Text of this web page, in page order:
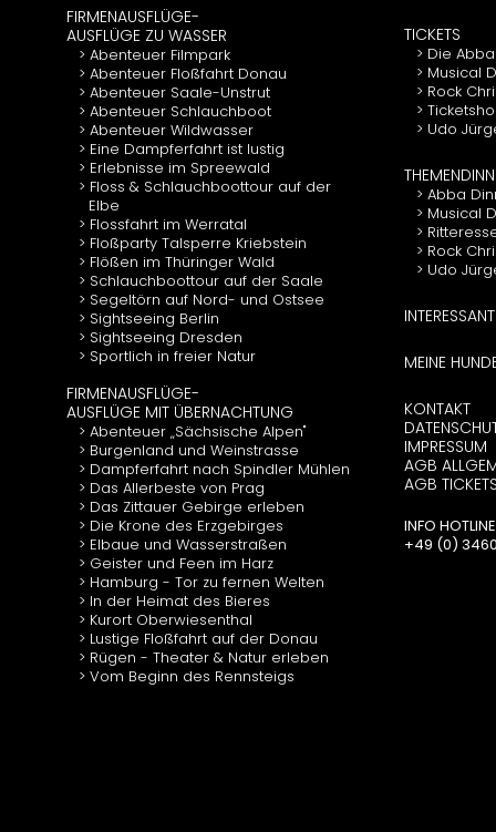
FIRMENAUSFLÜGE-
AUSFLÜGE ZU WASSER
Abenteuer Filmpark
Abenteuer Floßfahrt Donau
Abenteuer Saale-Unstrut
Abenteuer Schlauchboot
Abenteuer Wildwasser
Eine Dampferfahrt ist lustig
Erlebnisse im Spreewald
Floss & Schlauchboottour auf der
Elbe
Flossfahrt im Werratal
Floßparty Talsperre Kriebstein
Flößen im Thüringer Wald
Schlauchboottour auf der Saale
Segeltörn auf Nord- und Ostsee
Sightseeing Berlin
Sightseeing Dresden
Sportlich in freier Natur
FIRMENAUSFLÜGE-
AUSFLÜGE MIT ÜBERNACHTUNG
Abenteuer „Sächsische Alpen"
Burgenland und Weinstrasse
Dampferfahrt nach Spindler Mühlen
Das Allerbeste von Prag
Das Zittauer Gebirge erleben
Die Krone des Erzgebirges
Elbaue und Wasserstraßen
Geister und Feen im Harz
Hamburg - Tor zu fernen Welten
In der Heimat des Bieres
Kurort Oberwiesenthal
Lustige Floßfahrt auf der Donau
Rügen - Theater & Natur erleben
Vom Beginn des Rennsteigs
TICKETS
Die
Musical
Rock
Udo
Abba
Musical
Rock
Udo
MEINE
KONTAKT
IMPRESSUM
AGB
AGB
INFO HOTLINE
+49 (0)